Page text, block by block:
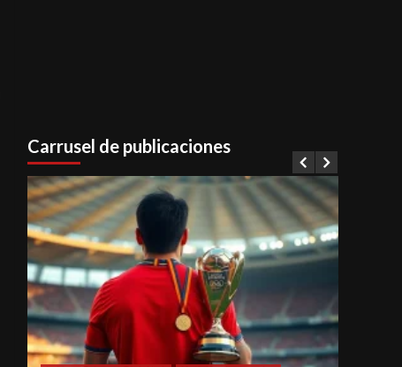
Carrusel de publicaciones